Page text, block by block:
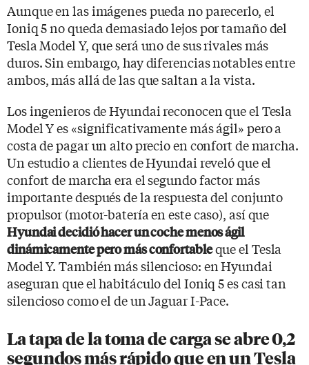
Aunque en las imágenes pueda no parecerlo, el
Ioniq 5 no queda demasiado lejos por tamaño del
Tesla Model Y, que será uno de sus rivales más
duros. Sin embargo, hay diferencias notables entre
ambos, más allá de las que saltan a la vista.
Los ingenieros de Hyundai reconocen que el Tesla
Model Y es «significativamente más ágil» pero a
costa de pagar un alto precio en confort de marcha.
Un estudio a clientes de Hyundai reveló que el
confort de marcha era el segundo factor más
importante después de la respuesta del conjunto
propulsor (motor-batería en este caso), así que
Hyundai decidió hacer un coche menos ágil
dinámicamente pero más confortableque el Tesla
Model Y. También más silencioso: en Hyundai
aseguran que el habitáculo del Ioniq 5 es casi tan
silencioso como el de un Jaguar I-Pace.
La tapa de la toma de carga se abre 0,2
segundos más rápido que en un Tesla